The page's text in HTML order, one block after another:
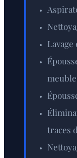
traces